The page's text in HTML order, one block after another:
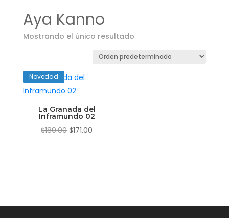
Aya Kanno
Mostrando el único resultado
Novedad
La Granada del
Inframundo 02
$189.00El
$171.00